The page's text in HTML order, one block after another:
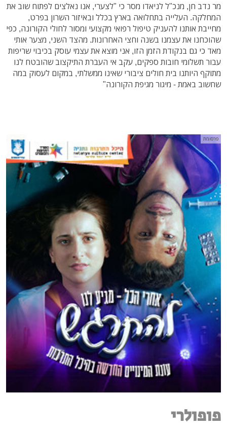
מר נדב חן, מנכ"ל לניאדו מסר כי "לצערי, אנו נאלצים לפתוח שוב את
המחלקה. העלייה בתחלואה בארץ בכלל ובאיזור השרון בפרט,
מחייבת אותנו להעניק טיפול רפואי מקצועי ומסור לחולי הקורונה, כפי
שהוכחנו את עצמנו בשנה וחצי האחרונות. מהצד השני, מצער אותי
מאד כי גם בנקודת הזמן הזו, אני מוצא את עצמי עוסק בכיבוי שריפות
עבור תשלומי חובות ספקים, עקב אי העברת התיקצוב שהובטח לנו
מתוקף היותנו בית חולים ציבורי שאינו ממשלתי, במקום לעסוק במה
שחשוב באמת - מיגור מגיפת הקורונה"
פרסומת
פופולרי